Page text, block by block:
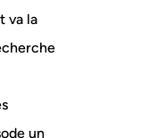
va la
un